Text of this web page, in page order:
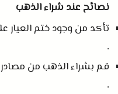
نصائح عند شراء الذهب
تأكد من وجود ختم العيار
.
قم بشراء الذهب من
.